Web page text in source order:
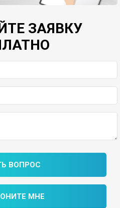
ЗАЯВКУ
ВОПРОС
МНЕ